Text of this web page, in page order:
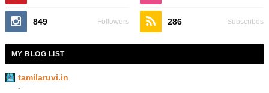
849 Followers 286 Subscribes
MY BLOG LIST
tamilaruvi.in
-